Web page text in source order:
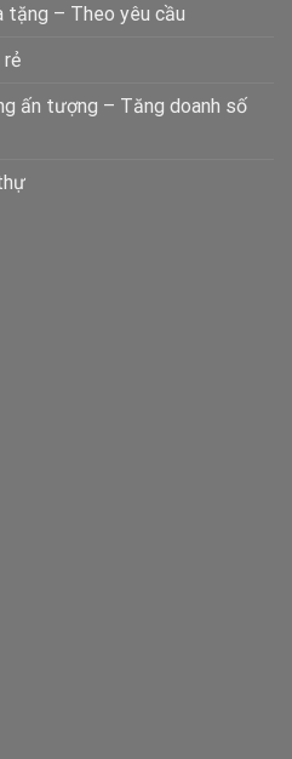
tặng – Theo yêu cầu
rẻ
ấn tượng – Tăng doanh số